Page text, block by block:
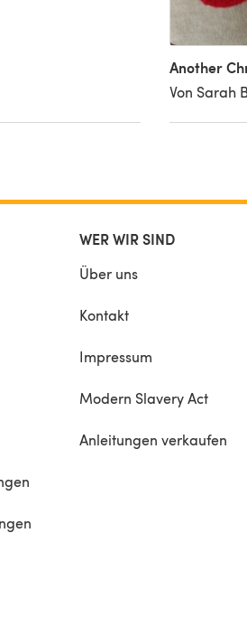
Another
Von Sarah
WER WIR SIND
Über uns
Kontakt
Impressum
Modern Slavery Act
Anleitungen verkaufen